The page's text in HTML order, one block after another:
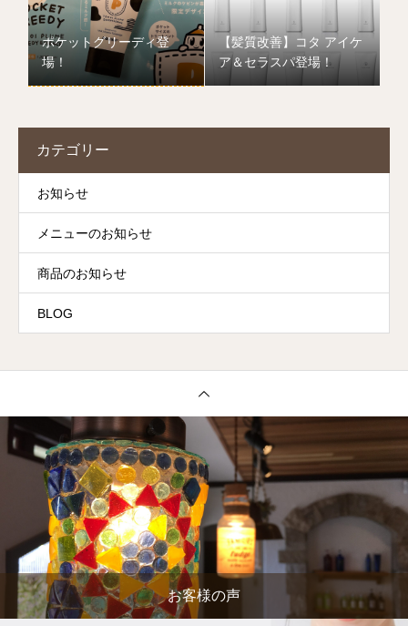
ポケットグリーディ登
場！
【髪質改善】コタ アイケ
ア＆セラスパ登場！
カテゴリー
お知らせ
メニューのお知らせ
商品のお知らせ
BLOG
お客様の声